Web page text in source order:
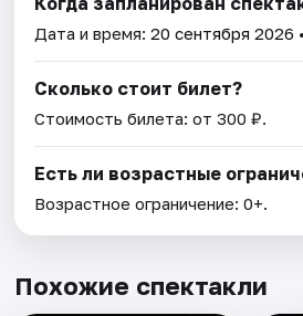
Дата и время:20 сентября 2026
Сколько стоит билет?
Стоимость билета: от 300 ₽.
Есть ли возрастные
Возрастное ограничение: 0+.
Похожие спектакли